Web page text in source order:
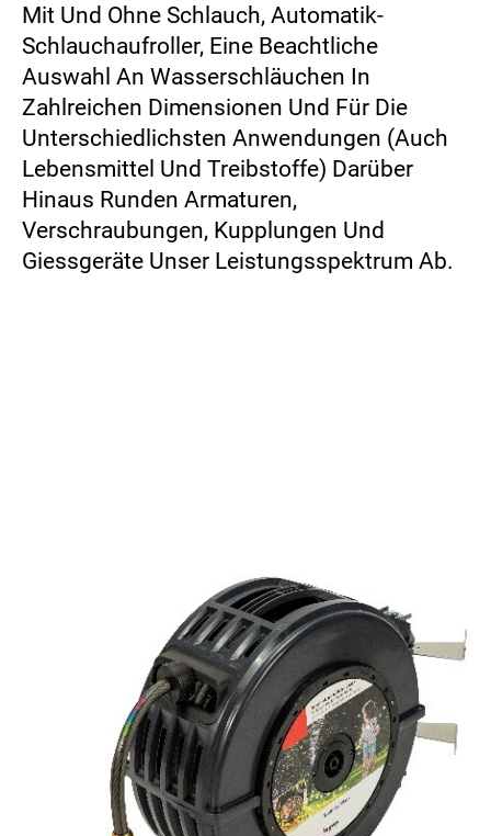
Mit Und Ohne Schlauch, Automatik-
Schlauchaufroller, Eine Beachtliche
Auswahl An Wasserschläuchen In
Zahlreichen Dimensionen Und Für Die
Unterschiedlichsten Anwendungen (auch
Lebensmittel Und Treibstoffe) Darüber
Hinaus Runden Armaturen,
Verschraubungen, Kupplungen Und
Giessgeräte Unser Leistungsspektrum Ab.